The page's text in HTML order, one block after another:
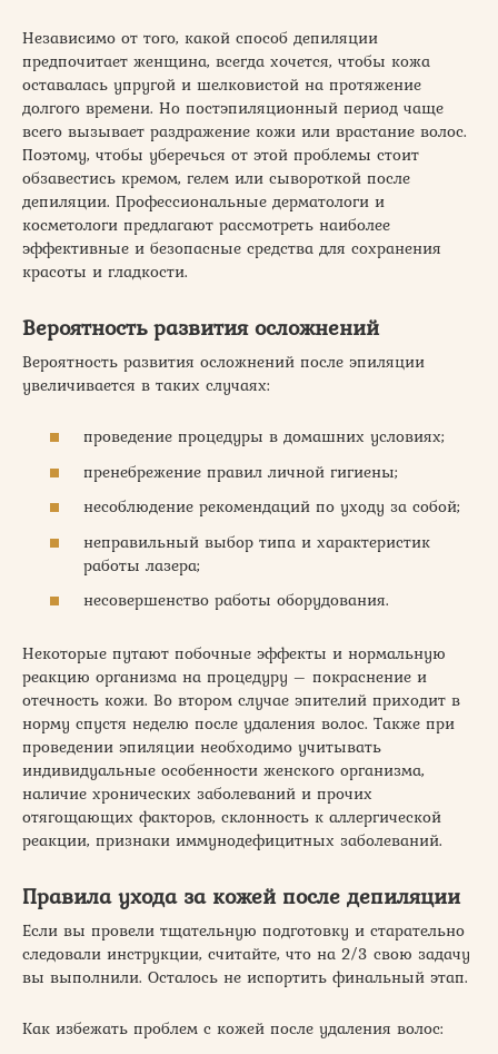
Независимо от того, какой способ депиляции
предпочитает женщина, всегда хочется, чтобы кожа
оставалась упругой и шелковистой на протяжение
долгого времени. Но постэпиляционный период чаще
всего вызывает раздражение кожи или врастание волос.
Поэтому, чтобы уберечься от этой проблемы стоит
обзавестись кремом, гелем или сывороткой после
депиляции. Профессиональные дерматологи и
косметологи предлагают рассмотреть наиболее
эффективные и безопасные средства для сохранения
красоты и гладкости.
Вероятность развития осложнений
Вероятность развития осложнений после эпиляции
увеличивается в таких случаях:
проведение процедуры в домашних условиях;
пренебрежение правил личной гигиены;
несоблюдение рекомендаций по уходу за собой;
неправильный выбор типа и характеристик
работы лазера;
несовершенство работы оборудования.
Некоторые путают побочные эффекты и нормальную
реакцию организма на процедуру – покраснение и
отечность кожи. Во втором случае эпителий приходит в
норму спустя неделю после удаления волос. Также при
проведении эпиляции необходимо учитывать
индивидуальные особенности женского организма,
наличие хронических заболеваний и прочих
отягощающих факторов, склонность к аллергической
реакции, признаки иммунодефицитных заболеваний.
Правила ухода за кожей после депиляции
Если вы провели тщательную подготовку и старательно
следовали инструкции, считайте, что на 2/3 свою задачу
вы выполнили. Осталось не испортить финальный этап.
Как избежать проблем с кожей после удаления волос: